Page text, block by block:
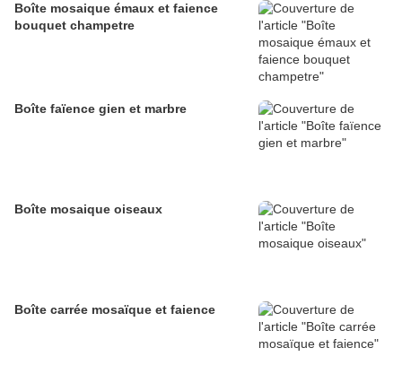
Boîte mosaique émaux et faience
bouquet champetre
Boîte faïence gien et marbre
Boîte mosaique oiseaux
Boîte carrée mosaïque et faience